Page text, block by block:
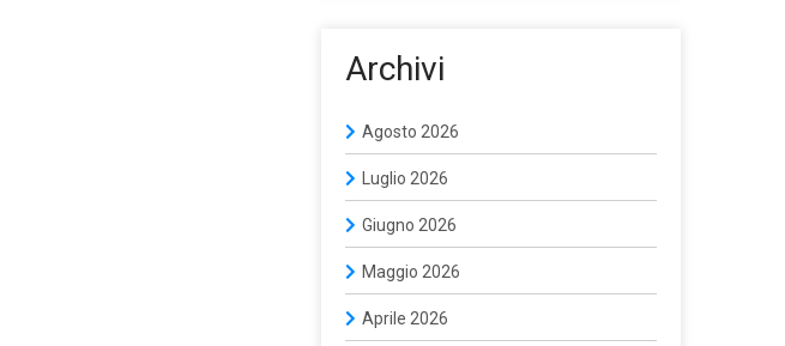
Archivi
Agosto 2026
Luglio 2026
Giugno 2026
Maggio 2026
Aprile 2026